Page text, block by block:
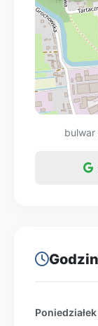
73</
odkryć
to:
na coś
bulwar
Poniedziałek